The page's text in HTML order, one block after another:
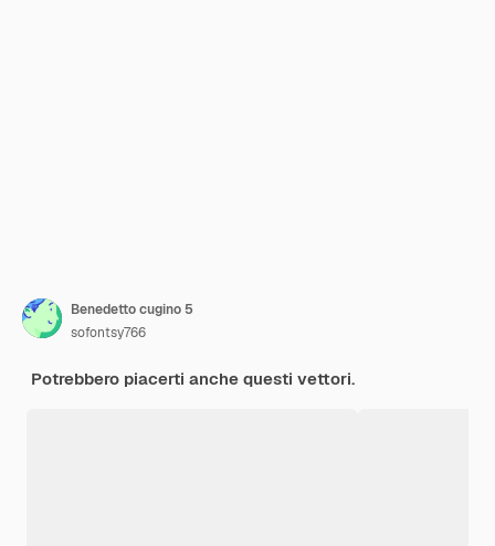
Benedetto cugino 5
sofontsy766
Potrebbero piacerti anche questi vettori.